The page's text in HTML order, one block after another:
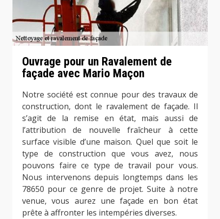
Ouvrage pour un Ravalement de
façade avec Mario Maçon
Notre société est connue pour des travaux de
construction, dont le ravalement de façade. Il
s’agit de la remise en état, mais aussi de
l’attribution de nouvelle fraîcheur à cette
surface visible d’une maison. Quel que soit le
type de construction que vous avez, nous
pouvons faire ce type de travail pour vous.
Nous intervenons depuis longtemps dans les
78650 pour ce genre de projet. Suite à notre
venue, vous aurez une façade en bon état
prête à affronter les intempéries diverses.